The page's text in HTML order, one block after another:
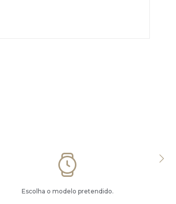
Escolha o modelo pretendido.